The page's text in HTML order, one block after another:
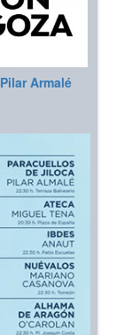
Armalé